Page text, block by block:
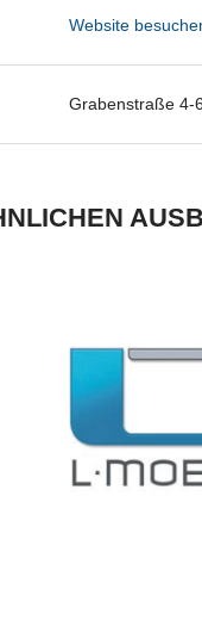
Website
Grabenstraße 4-